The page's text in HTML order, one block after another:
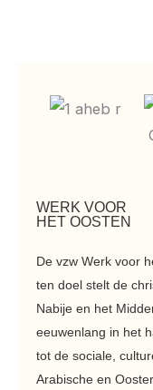
WERK VOOR
HET OOSTEN
De vzw Werk voor
ten doel stelt de
Nabije en het
eeuwenlang in het
tot de sociale,
Arabische en